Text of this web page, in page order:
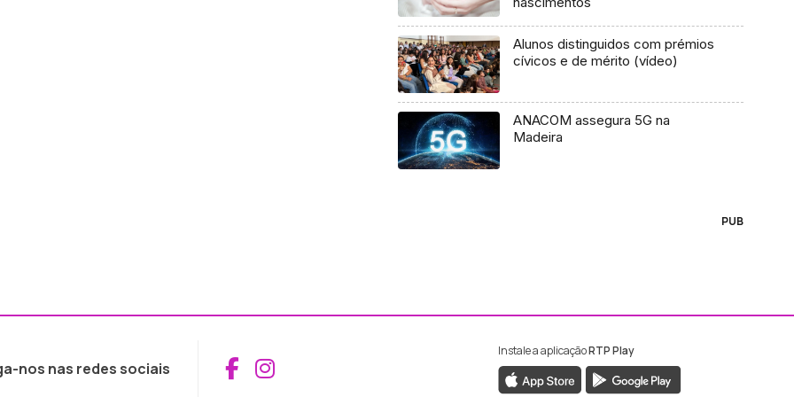
Alunos distinguidos com prémios
cívicos e de mérito (vídeo)
ANACOM assegura 5G na
Madeira
PUB
nos nas redes sociais Aceder ao Facebook da RTP Madeira
Aceder ao Instagram da RTP Madeira
Instale a aplicaçãoRTP Play